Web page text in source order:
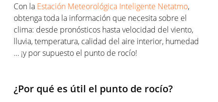
Con la Estación Meteorológica Inteligente Netatmo,
obtenga toda la información que necesita sobre el
clima: desde pronósticos hasta velocidad del viento,
lluvia, temperatura, calidad del aire interior, humedad
… ¡y por supuesto el punto de rocío!
¿Por qué es útil el punto de rocío?